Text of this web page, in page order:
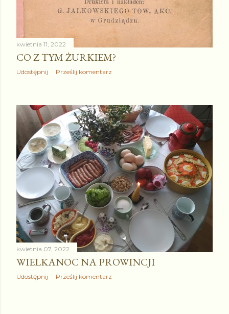
kwietnia 11, 2022
CO Z TYM ŻURKIEM?
Udostępnij Prześlij komentarz
kwietnia 07, 2022
WIELKANOC NA PROWINCJI
Udostępnij Prześlij komentarz